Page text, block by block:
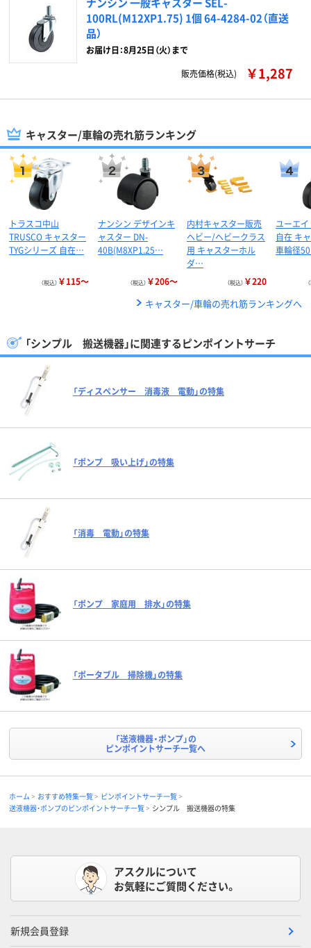
100RL(M12XP1.75) 1個 64-4284-02（直送
品）
お届け日：8月25日（火）まで
販売価格(税込)
￥1,287
キャスター/車輪の売れ筋ランキング
トラスコ中山
TRUSCO キャスター
TYGシリーズ 自在…
（税込） ￥115～
ナンシン デザインキ
ャスター DN-
40B(M8XP1.25…
（税込） ￥206～
内村キャスター販売
ヘビー/ヘビークラス
用 キャスターホル
ダ…
（税込） ￥220
ユーエ
自在 キ
車輪径
キャスター/車輪の売れ筋ランキングへ
「シンプル 搬送機器」に関連するピンポイントサーチ
「ディスペンサー 消毒液 電動」の特集
「ポンプ 吸い上げ」の特集
「消毒 電動」の特集
「ポンプ 家庭用 排水」の特集
「ポータブル 掃除機」の特集
「送液機器・ポンプ」の
ピンポイントサーチ一覧へ
ホーム おすすめ特集一覧
ピンポイントサーチ一覧
送液機器・ポンプのピンポイントサーチ一覧
シンプル 搬送機器の特集
アスクルについて
お気軽にご質問ください。
新規会員登録